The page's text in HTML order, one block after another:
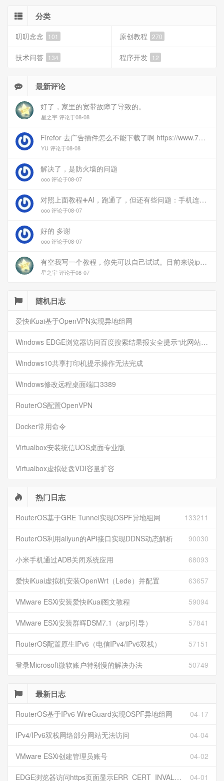
分类
叨叨念念 101 原创教程 270
技术问答 134 程序开发 12
最新评论
好了，家里的宽带故障了导致的。
星之宇 评论于08-08
Firefor 去广告插件怎么不能下载了啊 https://www.77bx.com/312.html
YU 评论于08-08
解决了，是防火墙的问题
ooo 评论于08-07
对照上面教程➕AI，跑通了，但还有些问题：手机连上vpn后，部分家里内网的服务能访问（内网的Debian服务器可以），部分不能(routeros网页），不知道问题出在哪
ooo 评论于08-07
好的 多谢
ooo 评论于08-07
有空我写一个教程，你先可以自己试试。目前来说ipv6应该没问题的。
星之宇 评论于08-07
随机日志
爱快iKuai基于OpenVPN实现异地组网
Windows EDGE浏览器访问百度搜索结果报安全提示“此网站已被人举报不安全”
Windows10共享打印机提示操作无法完成
Windows修改远程桌面端口3389
RouterOS配置OpenVPN
Docker常用命令
Virtualbox安装统信UOS桌面专业版
Virtualbox虚拟硬盘VDI容量扩容
热门日志
133211
RouterOS基于GRE Tunnel实现OSPF异地组网
90030
RouterOS利用aliyun的API接口实现DDNS动态解析
68093
小米手机通过ADB关闭系统应用
63657
爱快iKuai虚拟机安装OpenWrt（Lede）并配置
59094
VMware ESXi安装爱快iKuai图文教程
57841
VMware ESXi安装群晖DSM7.1（arpl引导）
57151
RouterOS配置原生IPv6（电信IPv4/IPv6双栈）
50749
登录Microsoft微软账户特别慢的解决办法
最新日志
04-17
RouterOS基于IPv6 WireGuard实现OSPF异地组网
04-04
IPv4/IPv6双栈网络部分网站无法访问
04-02
VMware ESXi创建管理员账号
04-01
EDGE浏览器访问https页面显示ERR_CERT_INVALID且无法跳过继续访问